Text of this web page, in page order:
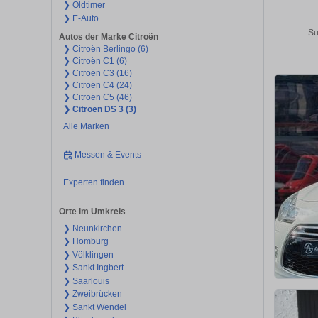
❯ Oldtimer
❯ E-Auto
Autos der Marke Citroën
❯ Citroën Berlingo (6)
❯ Citroën C1 (6)
❯ Citroën C3 (16)
❯ Citroën C4 (24)
❯ Citroën C5 (46)
❯ Citroën DS 3 (3)
Alle Marken
Messen & Events
Experten finden
Orte im Umkreis
❯ Neunkirchen
❯ Homburg
❯ Völklingen
❯ Sankt Ingbert
❯ Saarlouis
❯ Zweibrücken
❯ Sankt Wendel